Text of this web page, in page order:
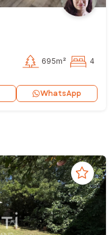
695m² 4
WhatsApp